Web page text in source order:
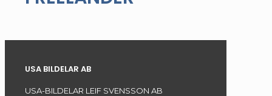
USA BILDELAR AB
USA-BILDELAR LEIF SVENSSON AB